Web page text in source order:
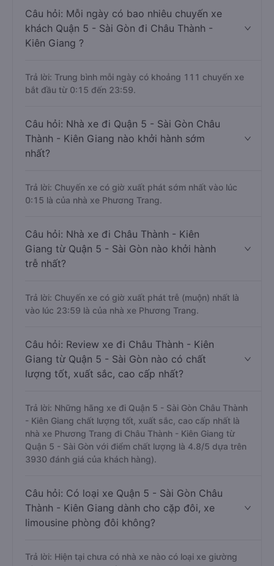
Câu hỏi: Mỗi ngày có bao nhiêu chuyến xe
khách Quận 5 - Sài Gòn đi Châu Thành -
Kiên Giang ?
Trả lời: Trung bình mỗi ngày có khoảng 111 chuyến xe
bắt đầu từ 0:15 đến 23:59.
Câu hỏi: Nhà xe đi Quận 5 - Sài Gòn Châu
Thành - Kiên Giang nào khởi hành sớm
nhất?
Trả lời: Chuyến xe có giờ xuất phát sớm nhất vào lúc
0:15 là của nhà xe Phương Trang.
Câu hỏi: Nhà xe đi Châu Thành - Kiên
Giang từ Quận 5 - Sài Gòn nào khởi hành
trễ nhất?
Trả lời: Chuyến xe có giờ xuất phát trễ (muộn) nhất là
vào lúc 23:59 là của nhà xe Phương Trang.
Câu hỏi: Review xe đi Châu Thành - Kiên
Giang từ Quận 5 - Sài Gòn nào có chất
lượng tốt, xuất sắc, cao cấp nhất?
Trả lời: Những hãng xe đi Quận 5 - Sài Gòn Châu Thành
- Kiên Giang chất lượng tốt, xuất sắc, cao cấp nhất là
nhà xe Phương Trang đi Châu Thành - Kiên Giang từ
Quận 5 - Sài Gòn với điểm chất lượng là 4.8/5 dựa trên
3930 đánh giá của khách hàng).
Câu hỏi: Có loại xe Quận 5 - Sài Gòn Châu
Thành - Kiên Giang dành cho cặp đôi, xe
limousine phòng đôi không?
Trả lời: Hiện tại chưa có nhà xe nào có loại xe giường